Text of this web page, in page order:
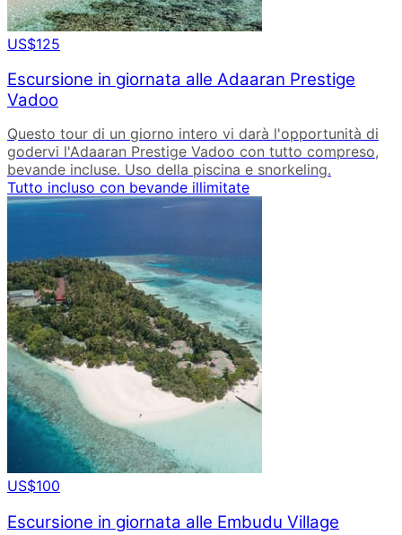
US$125
Escursione in giornata alle Adaaran Prestige
Vadoo
Questo tour di un giorno intero vi darà l'opportunità di
godervi l'Adaaran Prestige Vadoo con tutto compreso,
bevande incluse. Uso della piscina e snorkeling.
Tutto incluso con bevande illimitate
US$100
Escursione in giornata alle Embudu Village